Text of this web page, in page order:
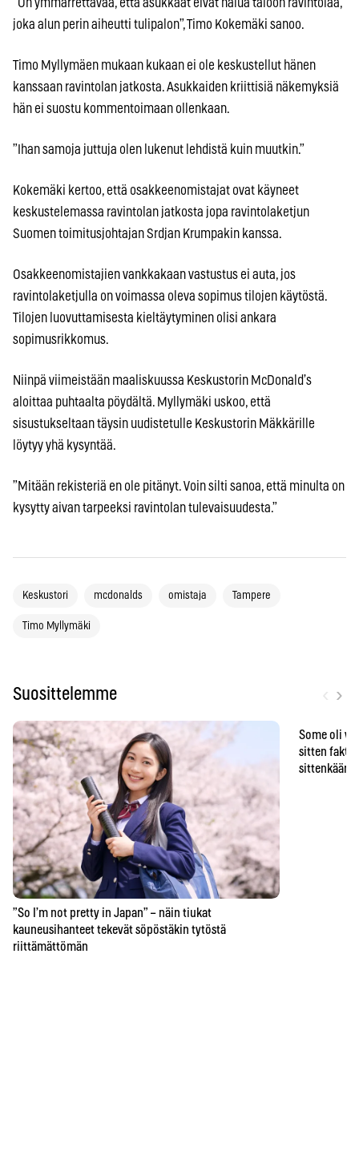
”On ymmärrettävää, että asukkaat eivät halua taloon ravintolaa,
joka alun perin aiheutti tulipalon”, Timo Kokemäki sanoo.
Timo Myllymäen mukaan kukaan ei ole keskustellut hänen
kanssaan ravintolan jatkosta. Asukkaiden kriittisiä näkemyksiä
hän ei suostu kommentoimaan ollenkaan.
”Ihan samoja juttuja olen lukenut lehdistä kuin muutkin.”
Kokemäki kertoo, että osakkeenomistajat ovat käyneet
keskustelemassa ravintolan jatkosta jopa ravintolaketjun
Suomen toimitusjohtajan Srdjan Krumpakin kanssa.
Osakkeenomistajien vankkakaan vastustus ei auta, jos
ravintolaketjulla on voimassa oleva sopimus tilojen käytöstä.
Tilojen luovuttamisesta kieltäytyminen olisi ankara
sopimusrikkomus.
Niinpä viimeistään maaliskuussa Keskustorin McDonald’s
aloittaa puhtaalta pöydältä. Myllymäki uskoo, että
sisustukseltaan täysin uudistetulle Keskustorin Mäkkärille
löytyy yhä kysyntää.
”Mitään rekisteriä en ole pitänyt. Voin silti sanoa, että minulta on
kysytty aivan tarpeeksi ravintolan tulevaisuudesta.”
Keskustori mcdonalds omistaja Tampere
Timo Myllymäki
Suosittelemme ›
”So I’m not pretty in Japan” – näin tiukat
kauneusihanteet tekevät söpöstäkin tytöstä
riittämättömän
Some oli
sitten
sittenkään